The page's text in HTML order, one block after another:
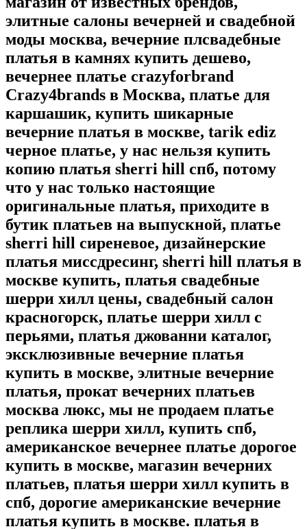
элитные салоны вечерней и свадебной
моды москва, вечерние плсвадебные
платья в камнях купить дешево,
вечернее платье crazyforbrand
Crazy4brands в Москва, платье для
каршашик, купить шикарные
вечерние платья в москве, tarik ediz
черное платье, у нас нельзя купить
копию платья sherri hill спб, потому
что у нас только настоящие
оригинальные платья, приходите в
бутик платьев на выпускной, платье
sherri hill сиреневое, дизайнерские
платья миссдресинг, sherri hill платья в
москве купить, платья свадебные
шерри хилл цены, свадебный салон
красногорск, платье шерри хилл с
перьями, платья джованни каталог,
эксклюзивные вечерние платья
купить в москве, элитные вечерние
платья, прокат вечерних платьев
москва люкс, мы не продаем платье
реплика шерри хилл, купить спб,
американское вечернее платье дорогое
купить в москве, магазин вечерних
платьев, платья шерри хилл купить в
спб, дорогие американские вечерние
платья купить в москве. платья в